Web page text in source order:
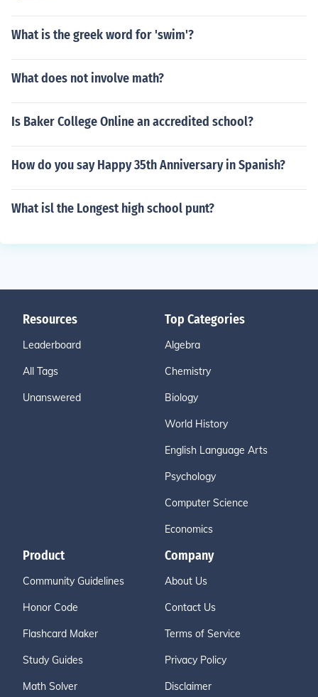
What is the greek word for 'swim'?
What does not involve math?
Is Baker College Online an accredited school?
How do you say Happy 35th Anniversary in Spanish?
What isl the Longest high school punt?
Resources
Leaderboard
All Tags
Unanswered
Top Categories
Algebra
Chemistry
Biology
World History
English Language Arts
Psychology
Computer Science
Economics
Product
Community Guidelines
Honor Code
Flashcard Maker
Study Guides
Math Solver
Company
About Us
Contact Us
Terms of Service
Privacy Policy
Disclaimer